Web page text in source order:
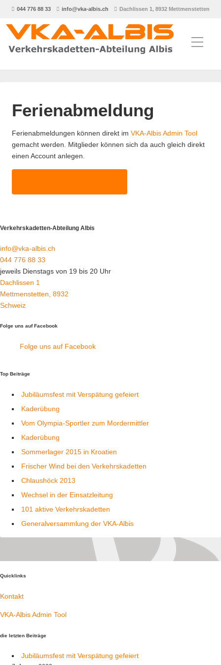
044 776 88 33 info@vka-albis.ch Dachlissen 1, 8932 Mettmenstetten
Ferienabmeldung
Ferienabmeldungen können direkt im VKA-Albis Admin Tool
gemacht werden. Mitglieder können sich da auch gleich direkt
einen Account anlegen.
Verkehrskadetten-Abteilung Albis
info@vka-albis.ch
044 776 88 33
jeweils Dienstags von 19 bis 20 Uhr
Dachlissen 1
Mettmenstetten 8932
Schweiz
Folge uns auf Facebook
Folge uns auf Facebook
Top Beiträge
Jubiläumsfest mit Verspätung gefeiert
Kaderübung
Vom Olympia-Sportler zum Mordermittler
Kaderübung
Sommerlager 2015 in Kroatien
Frischer Wind bei den Verkehrskadetten
Chlaushöck 2013
Wechsel in der Einsatzleitung
101 aktive Verkehrskadetten
Generalversammlung der VKA-Albis
Quicklinks
Kontakt
VKA-Albis Admin Tool
die letzten Beiträge
Jubiläumsfest mit Verspätung gefeiert